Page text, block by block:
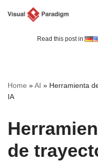
Read this post in:
Home »AI » Herramienta
IA
de